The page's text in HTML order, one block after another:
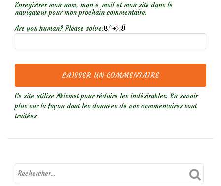
Enregistrer mon nom, mon e-mail et mon site dans le
navigateur pour mon prochain commentaire.
Are you human? Please solve:
Ce site utilise Akismet pour réduire les indésirables. En savoir
plus sur la façon dont les données de vos commentaires sont
traitées.